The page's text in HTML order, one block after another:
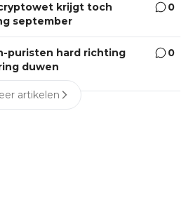
krijgt toch
september
0
puristen hard richting
duwen
0
artikelen